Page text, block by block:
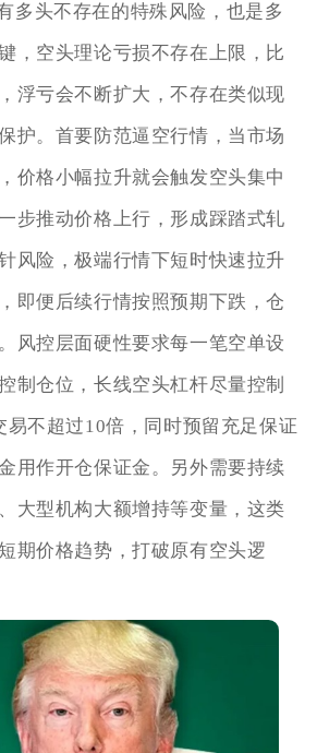
多头不存在的特殊风险，也是多
，空头理论亏损不存在上限，比
浮亏会不断扩大，不存在类似现
护。首要防范逼空行情，当市场
价格小幅拉升就会触发空头集中
步推动价格上行，形成踩踏式轧
风险，极端行情下短时快速拉升
即便后续行情按照预期下跌，仓
风控层面硬性要求每一笔空单设
制仓位，长线空头杠杆尽量控制
易不超过10倍，同时预留充足保证
用作开仓保证金。另外需要持续
大型机构大额增持等变量，这类
期价格趋势，打破原有空头逻